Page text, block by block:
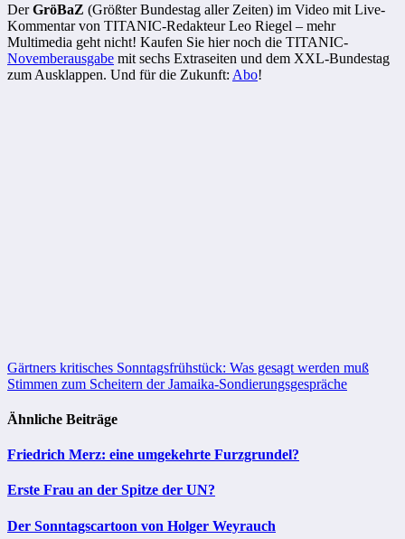
DerGröBaZ (Größter Bundestag aller Zeiten) im Video mit Live-
Kommentar von TITANIC-Redakteur Leo Riegel – mehr
Multimedia geht nicht! Kaufen Sie hier noch die TITANIC-
Novemberausgabe mit sechs Extraseiten und dem XXL-Bundestag
zum Ausklappen. Und für die Zukunft: Abo!
Beitragsnavigation
Gärtners kritisches Sonntagsfrühstück: Was gesagt werden muß
Stimmen zum Scheitern der Jamaika-Sondierungsgespräche
Ähnliche Beiträge
Friedrich Merz: eine umgekehrte Furzgrundel?
Erste Frau an der Spitze der UN?
Der Sonntagscartoon von Holger Weyrauch